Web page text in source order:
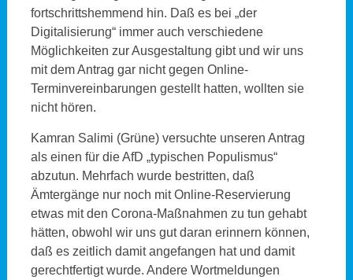
fortschrittshemmend hin. Daß es bei „der
Digitalisierung“ immer auch verschiedene
Möglichkeiten zur Ausgestaltung gibt und wir uns
mit dem Antrag gar nicht gegen Online-
Terminvereinbarungen gestellt hatten, wollten sie
nicht hören.
Kamran Salimi (Grüne) versuchte unseren Antrag
als einen für die AfD „typischen Populismus“
abzutun. Mehrfach wurde bestritten, daß
Ämtergänge nur noch mit Online-Reservierung
etwas mit den Corona-Maßnahmen zu tun gehabt
hätten, obwohl wir uns gut daran erinnern können,
daß es zeitlich damit angefangen hat und damit
gerechtfertigt wurde. Andere Wortmeldungen